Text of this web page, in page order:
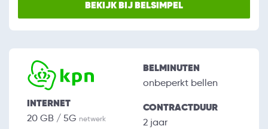
BEKIJK BIJ BELSIMPEL
INTERNET
20 GB / 5G netwerk
BELMINUTEN
onbeperkt bellen
CONTRACTDUUR
2 jaar